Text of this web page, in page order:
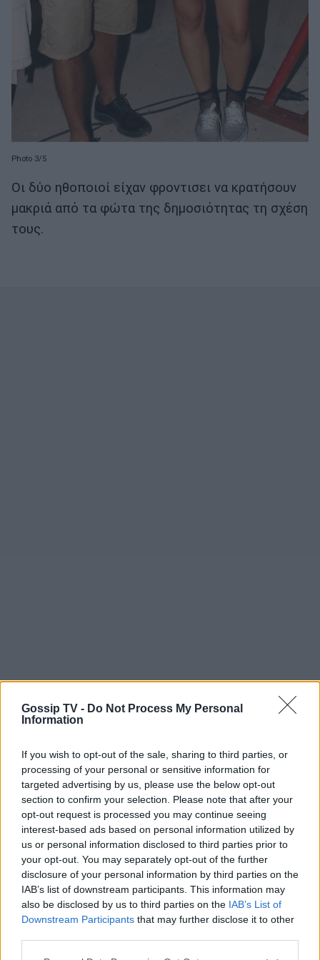
Gossip TV - Do Not Process My Personal
Information
If you wish to opt-out of the sale, sharing to third parties, or
processing of your personal or sensitive information for
targeted advertising by us, please use the below opt-out
section to confirm your selection. Please note that after your
opt-out request is processed you may continue seeing
interest-based ads based on personal information utilized by
us or personal information disclosed to third parties prior to
your opt-out. You may separately opt-out of the further
disclosure of your personal information by third parties on the
IAB’s list of downstream participants. This information may
also be disclosed by us to third parties on the IAB’s List of
Downstream Participants that may further disclose it to other
Photo 3/5
Οι δύο ηθοποιοί είχαν φροντισει να κρατήσουν
μακριά από τα φώτα της δημοσιότητας τη σχέση
τους.